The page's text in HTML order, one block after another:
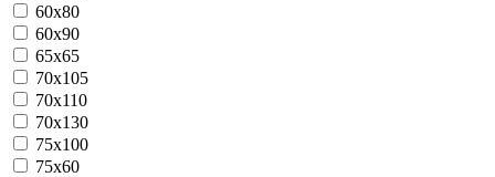
60x80
60x90
65x65
70x105
70x110
70x130
75x100
75x60